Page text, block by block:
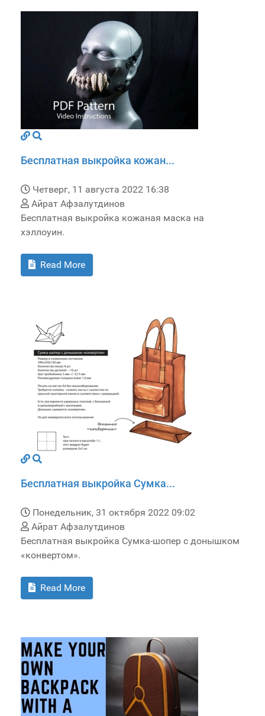
Бесплатная выкройка кожан...
Четверг, 11 августа 2022 16:38
Айрат Афзалутдинов
Бесплатная выкройка кожаная маска на
хэллоуин.
Read More
Бесплатная выкройка Сумка...
Понедельник, 31 октября 2022 09:02
Айрат Афзалутдинов
Бесплатная выкройка Сумка-шопер с донышком
«конвертом».
Read More